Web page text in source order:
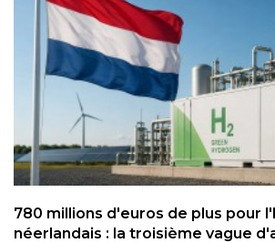
780 millions d'euros de plus pour
néerlandais : la troisième vague